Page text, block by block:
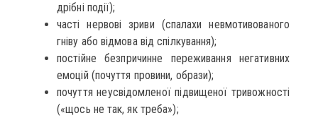
дрібні події);
часті нервові зриви (спалахи невмотивованого
гніву або відмова від спілкування);
постійне безпричинне переживання негативних
емоцій (почуття провини, образи);
почуття неусвідомленої підвищеної тривожності
(«щось не так, як треба»);